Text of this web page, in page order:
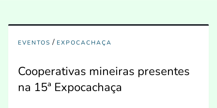
EVENTOS / EXPOCACHAÇA
Cooperativas mineiras presentes
na 15ª Expocachaça